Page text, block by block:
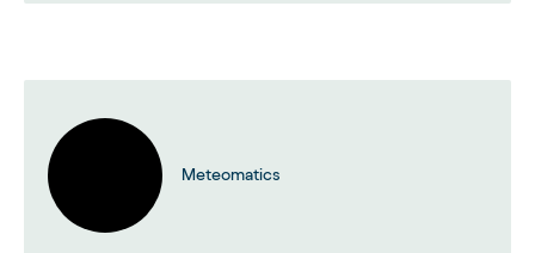
Meteomatics